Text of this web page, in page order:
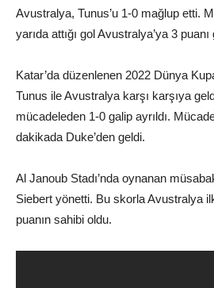
Avustralya, Tunus’u 1-0 mağlup etti.
yarıda attığı gol Avustralya’ya 3 puanı
Katar’da düzenlenen 2022 Dünya
Tunus ile Avustralya karşı karşıya
mücadeleden 1-0 galip ayrıldı.
dakikada Duke’den geldi.
Al Janoub Stadı’nda oynanan
Siebert yönetti. Bu skorla Avustralya
puanın sahibi oldu.